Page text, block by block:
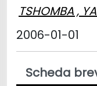
TSHOMBA ,
2006-01-01
Scheda